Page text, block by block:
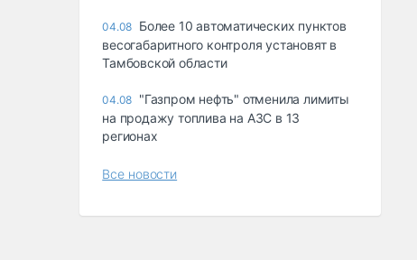
04.08 Более 10 автоматических пунктов
весогабаритного контроля установят в
Тамбовской области
04.08 "Газпром нефть" отменила лимиты
на продажу топлива на АЗС в 13
регионах
Все новости